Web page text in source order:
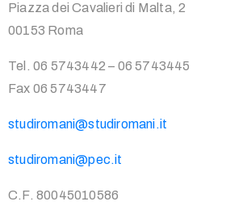
Piazza dei Cavalieri di Malta, 2
00153 Roma
Tel. 06 5743442 – 06 5743445
Fax 06 5743447
studiromani@studiromani.it
studiromani@pec.it
C.F. 80045010586